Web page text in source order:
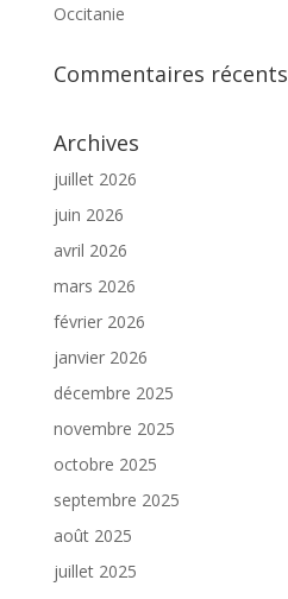
Occitanie
Commentaires récents
Archives
juillet 2026
juin 2026
avril 2026
mars 2026
février 2026
janvier 2026
décembre 2025
novembre 2025
octobre 2025
septembre 2025
août 2025
juillet 2025